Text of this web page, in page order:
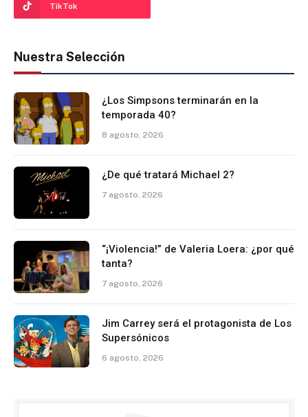
TikTok
Nuestra Selección
¿Los Simpsons terminarán en la
temporada 40?
8 agosto, 2026
¿De qué tratará Michael 2?
7 agosto, 2026
“¡Violencia!” de Valeria Loera: ¿por qué
tanta?
7 agosto, 2026
Jim Carrey será el protagonista de Los
Supersónicos
6 agosto, 2026